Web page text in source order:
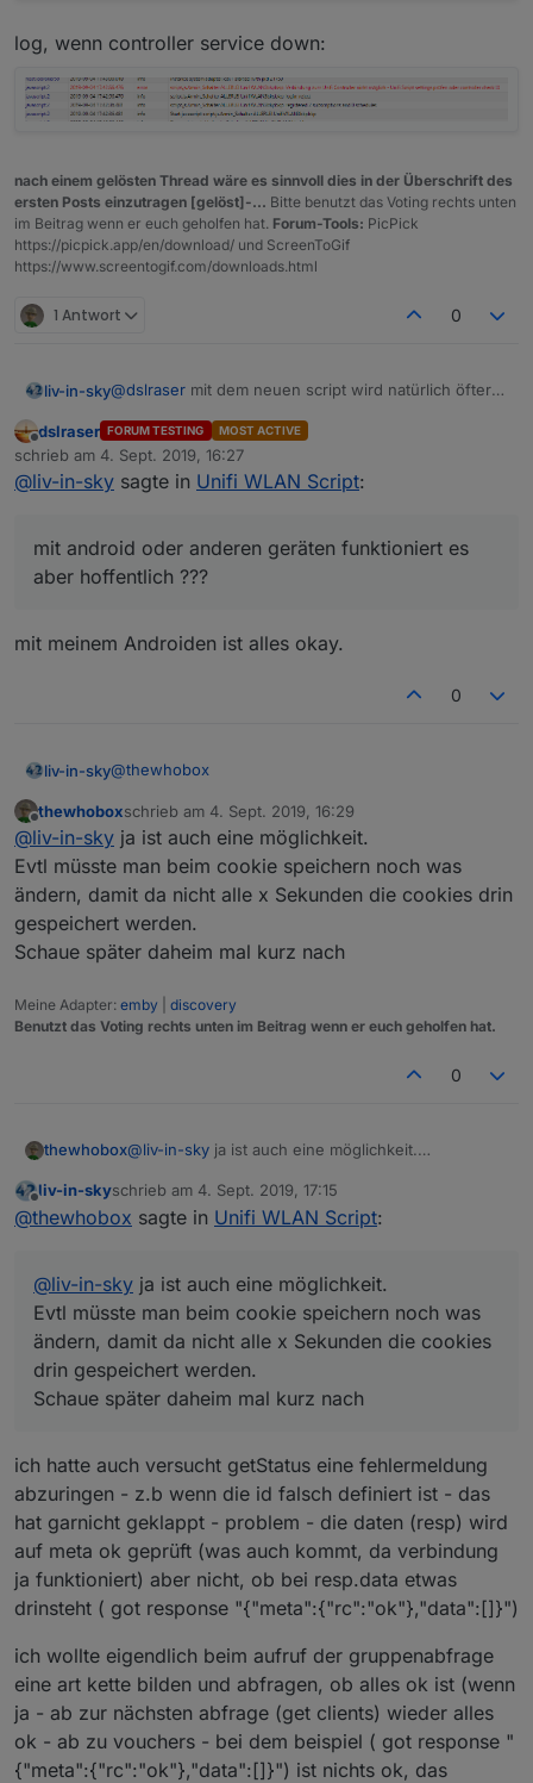
log, wenn controller service down:
nach einem gelösten Thread wäre es sinnvoll dies in der Überschrift des
ersten Posts einzutragen [gelöst]-... Bitte benutzt das Voting rechts unten
im Beitrag wenn er euch geholfen hat. Forum-Tools: PicPick
https://picpick.app/en/download/ und ScreenToGif
https://www.screentogif.com/downloads.html
1 Antwort 0
liv-in-sky@dslraser mit dem neuen script wird natürlich öfter
handy verückt spielt - kommen natürlich maßig
nachrichten
mit android oder anderen geräten funktioniert es
aber hoffentlich ???
das kann man auch nicht mehr mit einem
Offline
dslraser FORUM TESTING MOST ACTIVE
schrieb am 4. Sept. 2019, 16:27
zuletzt editiert von
@liv-in-sky sagte in Unifi WLAN Script:
mit android oder anderen geräten funktioniert es
aber hoffentlich ???
mit meinem Androiden ist alles okay.
0
liv-in-sky@thewhobox
habe das error problem so gelöst - ist das in ordnung
?? -sorry für meine unwissenheit
habe dazu die login() funktion geändert und den
gruppenaufruf
setInterval(async () => {
    if (await login()) {
      for(let wifi_name in wifis) {
         await getStatus(wifis[wifi_name]);}
      if (vouchers)  getVouchers();
      await getClients();
} else { log("Verbindung zum Unifi
rote pfeile sind änderung:
log, wenn controller service down:
Offline
thewhoboxschrieb am 4. Sept. 2019, 16:29
zuletzt editiert von
@liv-in-sky ja ist auch eine möglichkeit.
Evtl müsste man beim cookie speichern noch was
ändern, damit da nicht alle x Sekunden die cookies drin
gespeichert werden.
Schaue später daheim mal kurz nach
Meine Adapter: emby
discovery
Benutzt das Voting rechts unten im Beitrag wenn er euch geholfen hat.
0
thewhobox@liv-in-sky ja ist auch eine möglichkeit.
ändern, damit da nicht alle x Sekunden die cookies
drin gespeichert werden.
Offline
liv-in-skyschrieb am 4. Sept. 2019, 17:15
zuletzt editiert von
@thewhobox sagte in Unifi WLAN Script:
@liv-in-sky ja ist auch eine möglichkeit.
Evtl müsste man beim cookie speichern noch was
ändern, damit da nicht alle x Sekunden die cookies
drin gespeichert werden.
Schaue später daheim mal kurz nach
ich hatte auch versucht getStatus eine fehlermeldung
abzuringen - z.b wenn die id falsch definiert ist - das
hat garnicht geklappt - problem - die daten (resp) wird
auf meta ok geprüft (was auch kommt, da verbindung
ja funktioniert) aber nicht, ob bei resp.data etwas
drinsteht ( got response "{"meta":{"rc":"ok"},"data":[]}")
ich wollte eigendlich beim aufruf der gruppenabfrage
eine art kette bilden und abfragen, ob alles ok ist (wenn
ja - ab zur nächsten abfrage (get clients) wieder alles
ok - ab zu vouchers - bei dem beispiel ( got response "
{"meta":{"rc":"ok"},"data":[]}") ist nichts ok, das